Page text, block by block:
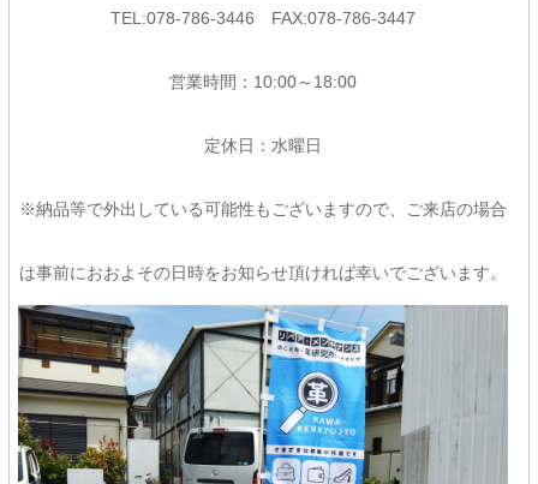
TEL:078-786-3446 FAX:078-786-3447
営業時間：10:00～18:00
定休日：水曜日
※納品等で外出している可能性もございますので、ご来店の場合
は事前におおよその日時をお知らせ頂ければ幸いでございます。